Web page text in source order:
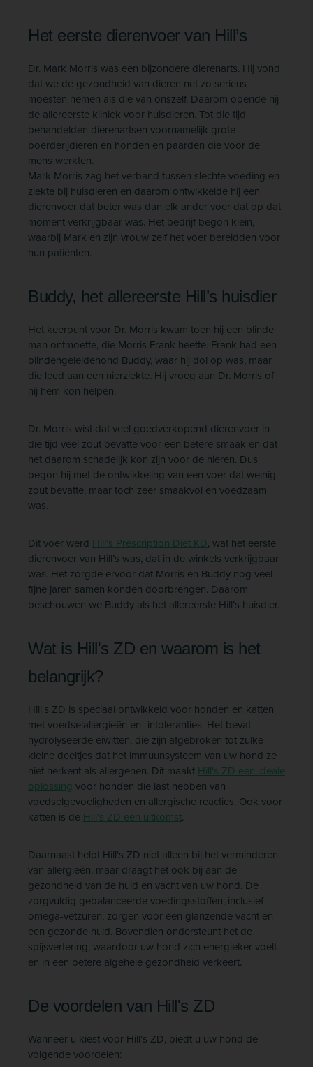
Het eerste dierenvoer van Hill’s
Dr. Mark Morris was een bijzondere dierenarts. Hij vond
dat we de gezondheid van dieren net zo serieus
moesten nemen als die van onszelf. Daarom opende hij
de allereerste kliniek voor huisdieren. Tot die tijd
behandelden dierenartsen voornamelijk grote
boerderijdieren en honden en paarden die voor de
mens werkten.
Mark Morris zag het verband tussen slechte voeding en
ziekte bij huisdieren en daarom ontwikkelde hij een
dierenvoer dat beter was dan elk ander voer dat op dat
moment verkrijgbaar was. Het bedrijf begon klein,
waarbij Mark en zijn vrouw zelf het voer bereidden voor
hun patiënten.
Buddy, het allereerste Hill’s huisdier
Het keerpunt voor Dr. Morris kwam toen hij een blinde
man ontmoette, die Morris Frank heette. Frank had een
blindengeleidehond Buddy, waar hij dol op was, maar
die leed aan een nierziekte. Hij vroeg aan Dr. Morris of
hij hem kon helpen.
Dr. Morris wist dat veel goedverkopend dierenvoer in
die tijd veel zout bevatte voor een betere smaak en dat
het daarom schadelijk kon zijn voor de nieren. Dus
begon hij met de ontwikkeling van een voer dat weinig
zout bevatte, maar toch zeer smaakvol en voedzaam
was.
Dit voer werd Hill’s Prescription Diet KD, wat het eerste
dierenvoer van Hill’s was, dat in de winkels verkrijgbaar
was. Het zorgde ervoor dat Morris en Buddy nog veel
fijne jaren samen konden doorbrengen. Daarom
beschouwen we Buddy als het allereerste Hill’s huisdier.
Wat is Hill's ZD en waarom is het
belangrijk?
Hill's ZD is speciaal ontwikkeld voor honden en katten
met voedselallergieën en -intoleranties. Het bevat
hydrolyseerde eiwitten, die zijn afgebroken tot zulke
kleine deeltjes dat het immuunsysteem van uw hond ze
niet herkent als allergenen. Dit maakt Hill's ZD een ideale
oplossing voor honden die last hebben van
voedselgevoeligheden en allergische reacties. Ook voor
katten is de Hill's ZD een uitkomst.
Daarnaast helpt Hill's ZD niet alleen bij het verminderen
van allergieën, maar draagt het ook bij aan de
gezondheid van de huid en vacht van uw hond. De
zorgvuldig gebalanceerde voedingsstoffen, inclusief
omega-vetzuren, zorgen voor een glanzende vacht en
een gezonde huid. Bovendien ondersteunt het de
spijsvertering, waardoor uw hond zich energieker voelt
en in een betere algehele gezondheid verkeert.
De voordelen van Hill's ZD
Wanneer u kiest voor Hill's ZD, biedt u uw hond de
volgende voordelen: